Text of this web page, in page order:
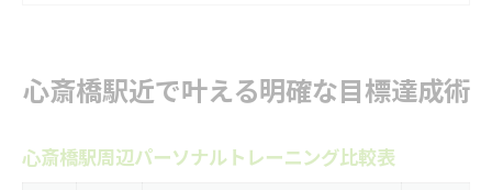
パーソナルトレーニングで理想に近づく方法
理想像を明確にするパーソナルトレーニン
グ実践法
心斎橋駅近で叶える明確な目標達成術
心斎橋駅周辺パーソナルトレーニング比較表